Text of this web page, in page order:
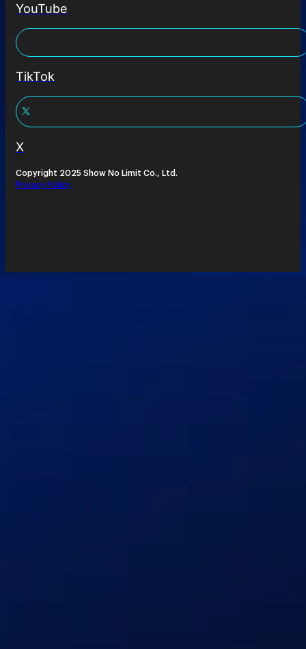
YouTube
TikTok
X
Copyright 2025 Show No Limit Co., Ltd.
Privacy Policy